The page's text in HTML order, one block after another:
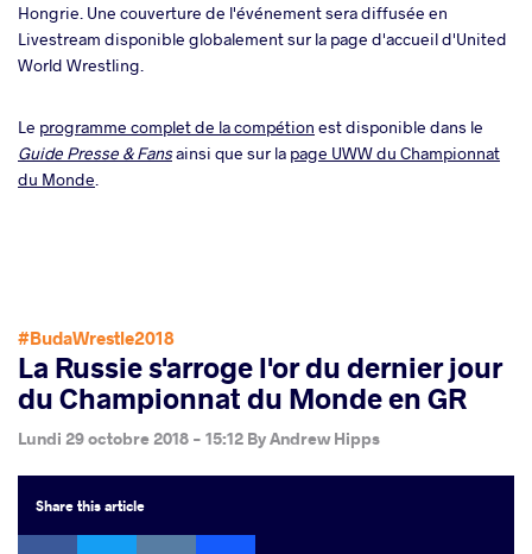
Hongrie. Une couverture de l'événement sera diffusée en
Livestream disponible globalement sur la page d'accueil d'United
World Wrestling.
Le programme complet de la compétion est disponible dans le
Guide Presse & Fansainsi que sur la page UWW du Championnat
du Monde.
#BudaWrestle2018
La Russie s'arroge l'or du dernier jour
du Championnat du Monde en GR
Lundi 29 octobre 2018 - 15:12 ByAndrew Hipps
Sharethis article
Facebook